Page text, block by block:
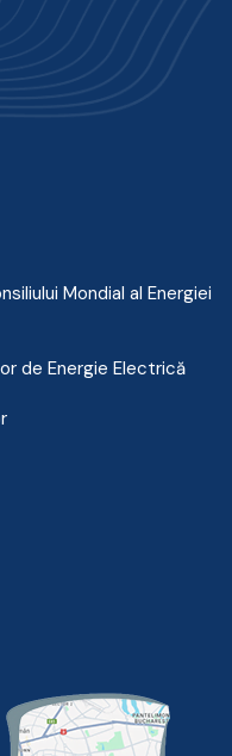
Mondial al Energiei
de Energie Electrică